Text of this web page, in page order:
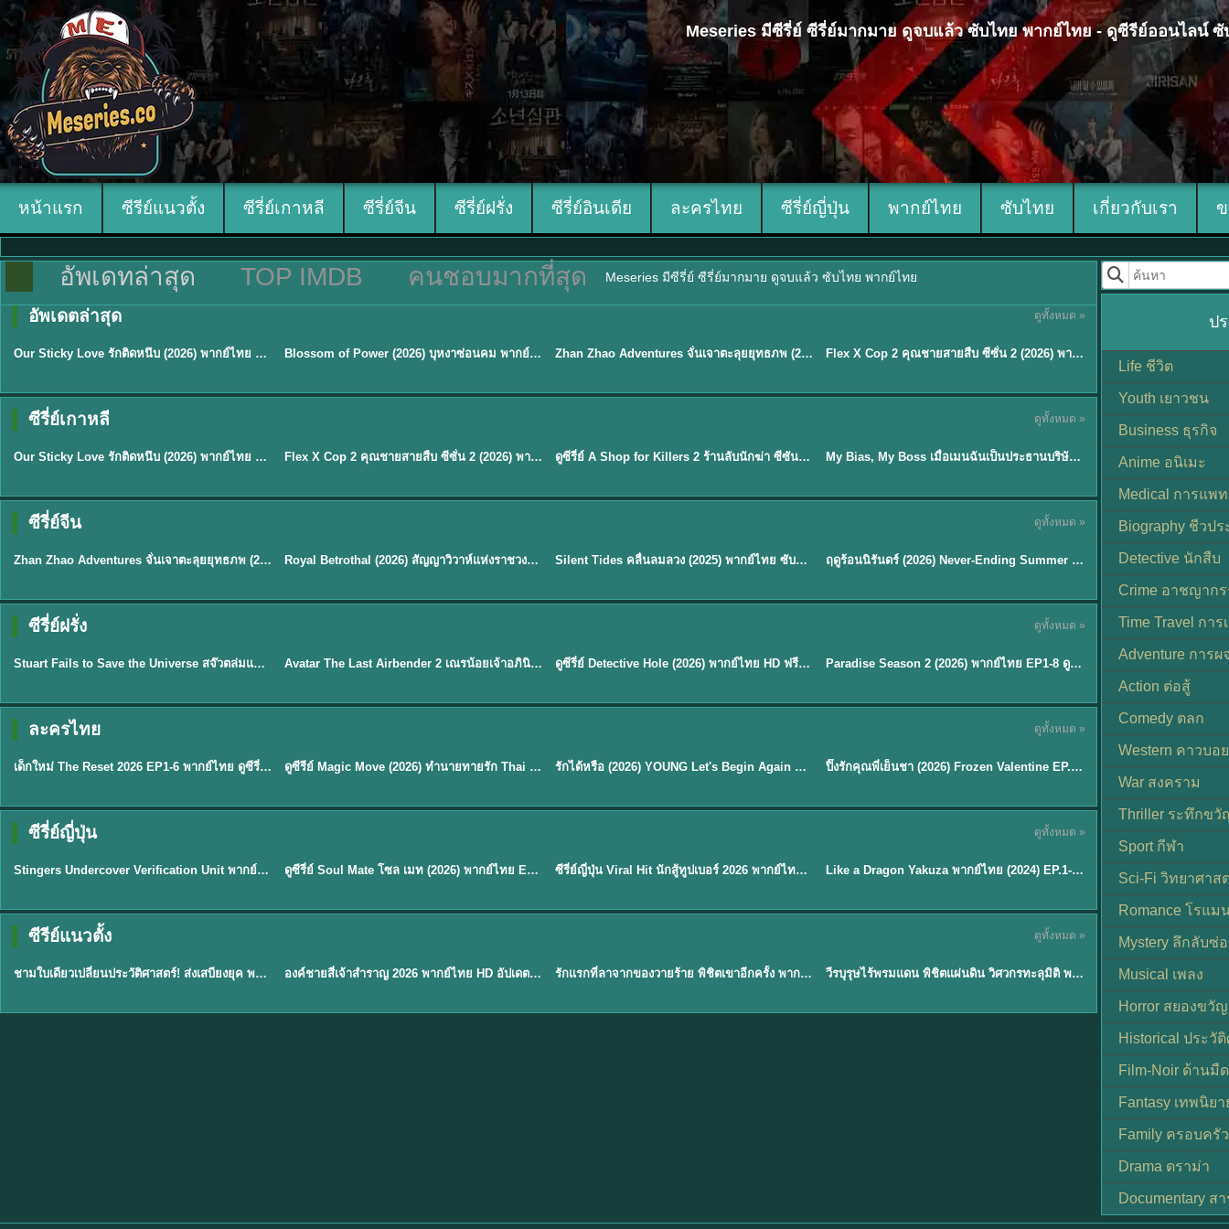
Meseries มีซีรี่ย์ ซีรี่ย์มากมาย ดูจบแล้ว ซับไทย พากย์ไทย - ดูซีรีย์ออนไลน์
หน้าแรก ซีรีย์แนวตั้ง ซีรี่ย์เกาหลี ซีรี่ย์จีน ซีรี่ย์ฝรั่ง ซีรี่ย์อินเดีย ละครไทย ซีรี่ย์ญี่ปุ่น พากย์ไทย ซับไทย เกี่ยวกับเรา
อัพเดทล่าสุด TOP IMDB คนชอบมากที่สุด Meseries มีซีรี่ย์ ซีรี่ย์มากมาย ดูจบแล้ว ซับไทย พากย์ไทย
อัพเดตล่าสุด ดูทั้งหมด »
★6
ซับไทย
Our Sticky Love รักติดหนึบ (2026) พากย์ไทย ซับไทย EP.1-12 Blossom of Power (2026) บุหงาซ่อนคม พากย์ไทย ซับไทย EP1-36 ★5 Zhan Zhao Adventures จั่นเจาตะลุยยุทธภพ (2026) พากย์ไทย ซับไทย EP.1-37 (จบ) ★8 Flex X Cop 2 คุณชายสายสืบ ซีซั่น 2 (2026) พากย์ไทย ซับไทย EP.1-14
ซีรี่ย์เกาหลี ดูทั้งหมด »
★6
ซับไทย
Our Sticky Love รักติดหนึบ (2026) พากย์ไทย ซับไทย EP.1-12 ★8 Flex X Cop 2 คุณชายสายสืบ ซีซั่น 2 (2026) พากย์ไทย ซับไทย EP.1-14 ★8 EP.16ดูซีรี่ย์ A Shop for Killers 2 ร้านลับนักฆ่า ซีซัน 2 (2026) ซับไทย-พากย์ไทย My Bias, My Boss เมื่อเมนฉันเป็นประธานบริษัท (2026) พากย์ไทย ซับไทย EP.1-12
ซีรี่ย์จีน ดูทั้งหมด »
★5
พากย์ไทย
Zhan Zhao Adventures จั่นเจาตะลุยยุทธภพ (2026) พากย์ไทย ซับไทย EP.1-37 (จบ) ★9 Royal Betrothal (2026) สัญญาวิวาห์แห่งราชวงศ์ พากย์ไทย ซับไทย EP1-32 ★9.5 Silent Tides คลื่นลมลวง (2025) พากย์ไทย ซับไทย EP.1-31 ★8.8 ฤดูร้อนนิรันดร์ (2026) Never-Ending Summer พากย์ไทย EP.1-29
ซีรี่ย์ฝรั่ง ดูทั้งหมด »
★9.3
พากย์ไทย
Stuart Fails to Save the Universe สจ๊วตล่มแผนกู้จักรวาล (2026) พากย์ไทย ซับไทย EP.1-10 ★7.8 EP.7Avatar The Last Airbender 2 เณรน้อยเจ้าอภินิหาร พากย์ไทย EP.9ดูซีรี่ย์ Detective Hole (2026) พากย์ไทย HD ฟรี อัปเดตล่าสุด Netflix EP.8Paradise Season 2 (2026) พากย์ไทย EP1-8 ดูซีรี่ย์ฝรั่ง HD ครบทุกตอน
ละครไทย ดูทั้งหมด »
★ 8 EP.6
พากย์ไทย
เด็กใหม่ The Reset 2026 EP1-6 พากย์ไทย ดูซีรี่ย์ Netflix ล่าสุด HD ดูซีรีย์ Magic Move (2026) ทำนายทายรัก Thai EP.1-10 HD รักได้หรือ (2026) YOUNG Let's Begin Again พากย์ไทย EP.1-19 ★8 ปิ๊งรักคุณพี่เย็นชา (2026) Frozen Valentine EP.1-10 (จบ)
ซีรี่ย์ญี่ปุ่น ดูทั้งหมด »
EP.11
พากย์ไทย
Stingers Undercover Verification Unit พากย์ไทย EP1-11 HD ฟรี ★8 EP.8ดูซีรี่ย์ Soul Mate โซล เมท (2026) พากย์ไทย EP.1-8 (จบ) ★7.9 EP.6ซีรี่ย์ญี่ปุ่น Viral Hit นักสู้ทูปเบอร์ 2026 พากย์ไทย EP.1-6 ★7 EP.6Like a Dragon Yakuza พากย์ไทย (2024) EP.1-6 (จบ)
ซีรีย์แนวตั้ง ดูทั้งหมด »
EP.1
พากย์ไทย
ชามใบเดียวเปลี่ยนประวัติศาสตร์! ส่งเสบียงยุค พากย์ไทย EP.1องค์ชายสี่เจ้าสำราญ 2026 พากย์ไทย HD อัปเดตล่าสุด ดูออนไลน์ EP.1รักแรกที่ลาจากของวายร้าย พิชิตเขาอีกครั้ง พากย์ไทย EP.1วีรบุรุษไร้พรมแดน พิชิตแผ่นดิน วิศวกรทะลุมิติ พลิกแผ่นดิน
ป
Life ชีวิต
Youth เยาวชน
Business ธุรกิจ
Anime อนิเมะ
Medical การแพ
Biography ชีวปร
Detective นักสืบ
Crime อาชญาก
Time Travel กา
Adventure การ
Action ต่อสู้
Comedy ตลก
Western คาวบอ
War สงคราม
Thriller ระทึกขวั
Sport กีฬา
Sci-Fi วิทยาศาส
Romance โรแม
Mystery ลึกลับซ่
Musical เพลง
Horror สยองขวัญ
Historical ประวั
Film-Noir ด้านมื
Fantasy เทพนิยา
Family ครอบครัว
Drama ดราม่า
Documentary ส